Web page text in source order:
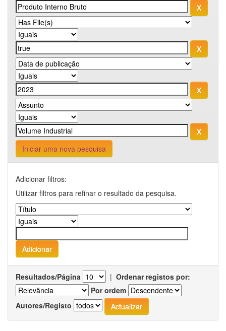
Iniciar uma nova pesquisa
Adicionar filtros:
Utilizar filtros para refinar o resultado da pesquisa.
Resultados/Página | Ordenar registos por:
Por ordem
Autores/Registo